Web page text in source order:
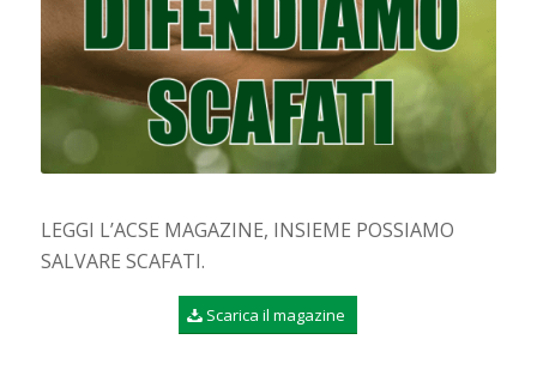
LEGGI L’ACSE MAGAZINE, INSIEME POSSIAMO
SALVARE SCAFATI.
Scarica il magazine